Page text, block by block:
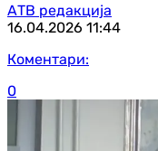
АТВ редакција
16.04.2026 11:44
Коментари:
0